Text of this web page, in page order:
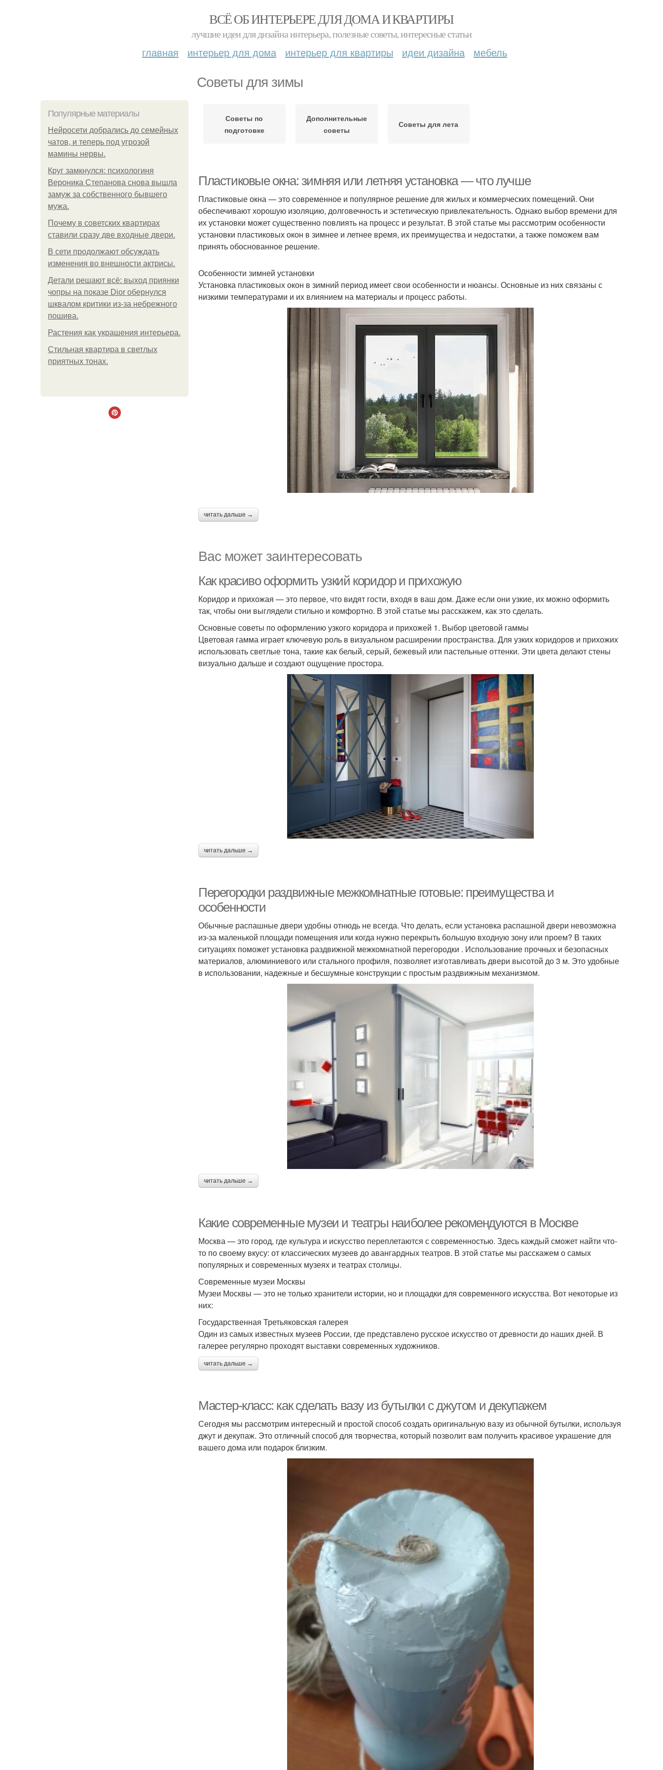
ВСЁ ОБ ИНТЕРЬЕРЕ ДЛЯ ДОМА И КВАРТИРЫ
лучшие идеи для дизайна интерьера, полезные советы, интересные статьи
главная интерьер для дома интерьер для квартиры идеи дизайна мебель
Советы для зимы
Популярные материалы
Нейросети добрались до семейных
чатов, и теперь под угрозой
мамины нервы.
Круг замкнулся: психологиня
Вероника Степанова снова вышла
замуж за собственного бывшего
мужа.
Почему в советских квартирах
ставили сразу две входные двери.
В сети продолжают обсуждать
изменения во внешности актрисы.
Детали решают всё: выход приянки
чопры на показе Dior обернулся
шквалом критики из-за небрежного
пошива.
Растения как украшения интерьера.
Стильная квартира в светлых
приятных тонах.
Советы по
подготовке
Дополнительные
советы
Советы для лета
Пластиковые окна: зимняя или летняя установка — что лучше
Пластиковые окна — это современное и популярное решение для жилых и коммерческих помещений. Они
обеспечивают хорошую изоляцию, долговечность и эстетическую привлекательность. Однако выбор времени для
их установки может существенно повлиять на процесс и результат. В этой статье мы рассмотрим особенности
установки пластиковых окон в зимнее и летнее время, их преимущества и недостатки, а также поможем вам
принять обоснованное решение.
Особенности зимней установки
Установка пластиковых окон в зимний период имеет свои особенности и нюансы. Основные из них связаны с
низкими температурами и их влиянием на материалы и процесс работы.
читать дальше →
Вас может заинтересовать
Как красиво оформить узкий коридор и прихожую
Коридор и прихожая — это первое, что видят гости, входя в ваш дом. Даже если они узкие, их можно оформить
так, чтобы они выглядели стильно и комфортно. В этой статье мы расскажем, как это сделать.
Основные советы по оформлению узкого коридора и прихожей 1. Выбор цветовой гаммы
Цветовая гамма играет ключевую роль в визуальном расширении пространства. Для узких коридоров и прихожих
использовать светлые тона, такие как белый, серый, бежевый или пастельные оттенки. Эти цвета делают стены
визуально дальше и создают ощущение простора.
читать дальше →
Перегородки раздвижные межкомнатные готовые: преимущества и
особенности
Обычные распашные двери удобны отнюдь не всегда. Что делать, если установка распашной двери невозможна
из-за маленькой площади помещения или когда нужно перекрыть большую входную зону или проем? В таких
ситуациях поможет установка раздвижной межкомнатной перегородки . Использование прочных и безопасных
материалов, алюминиевого или стального профиля, позволяет изготавливать двери высотой до 3 м. Это удобные
в использовании, надежные и бесшумные конструкции с простым раздвижным механизмом.
читать дальше →
Какие современные музеи и театры наиболее рекомендуются в Москве
Москва — это город, где культура и искусство переплетаются с современностью. Здесь каждый сможет найти что-
то по своему вкусу: от классических музеев до авангардных театров. В этой статье мы расскажем о самых
популярных и современных музеях и театрах столицы.
Современные музеи Москвы
Музеи Москвы — это не только хранители истории, но и площадки для современного искусства. Вот некоторые из
них:
Государственная Третьяковская галерея
Один из самых известных музеев России, где представлено русское искусство от древности до наших дней. В
галерее регулярно проходят выставки современных художников.
читать дальше →
Мастер-класс: как сделать вазу из бутылки с джутом и декупажем
Сегодня мы рассмотрим интересный и простой способ создать оригинальную вазу из обычной бутылки, используя
джут и декупаж. Это отличный способ для творчества, который позволит вам получить красивое украшение для
вашего дома или подарок близким.